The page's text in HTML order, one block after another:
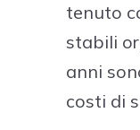
tenuto
stabili
anni
costi di